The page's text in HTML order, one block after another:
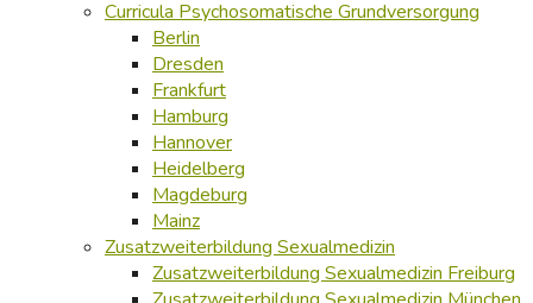
Curricula Psychosomatische Grundversorgung
Berlin
Dresden
Frankfurt
Hamburg
Hannover
Heidelberg
Magdeburg
Mainz
Zusatzweiterbildung Sexualmedizin
Zusatzweiterbildung Sexualmedizin Freiburg